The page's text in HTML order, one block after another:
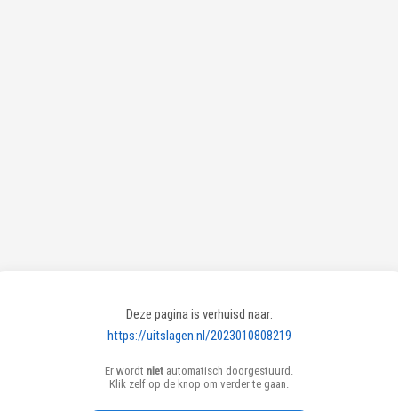
Deze pagina is verhuisd naar:
https://uitslagen.nl/2023010808219
Er wordt niet automatisch doorgestuurd.
Klik zelf op de knop om verder te gaan.